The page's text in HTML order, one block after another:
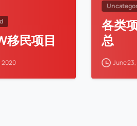
移民项目
2020
各类
总
June